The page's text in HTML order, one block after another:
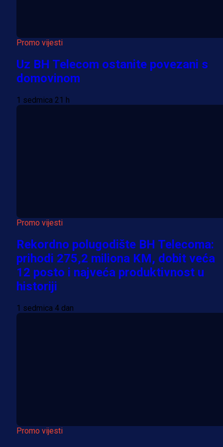
Promo vijesti
Uz BH Telecom ostanite povezani s
domovinom
1 sedmica 21 h
Promo vijesti
Rekordno polugodište BH Telecoma:
prihodi 275,2 miliona KM, dobit veća
12 posto i najveća produktivnost u
historiji
1 sedmica 4 dan
Promo vijesti